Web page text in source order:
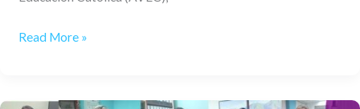
Read More »